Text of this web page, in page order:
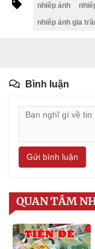
nhiếp ảnh
nhiếp ảnh gia
Bình luận
Gửi bình luận
QUAN TÂM